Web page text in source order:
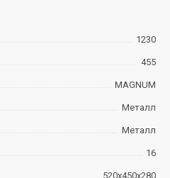
1230
455
MAGNUM
Металл
Металл
16
520х450х280